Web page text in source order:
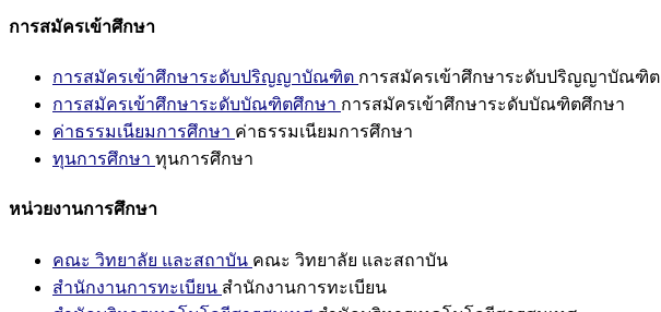
การสมัครเข้าศึกษา
การสมัครเข้าศึกษาระดับปริญญาบัณฑิต การสมัครเข้าศึกษาระดับปริญญาบัณฑิต
การสมัครเข้าศึกษาระดับบัณฑิตศึกษา การสมัครเข้าศึกษาระดับบัณฑิตศึกษา
ค่าธรรมเนียมการศึกษา ค่าธรรมเนียมการศึกษา
ทุนการศึกษา ทุนการศึกษา
หน่วยงานการศึกษา
คณะ วิทยาลัย และสถาบัน คณะ วิทยาลัย และสถาบัน
สำนักงานการทะเบียน สำนักงานการทะเบียน